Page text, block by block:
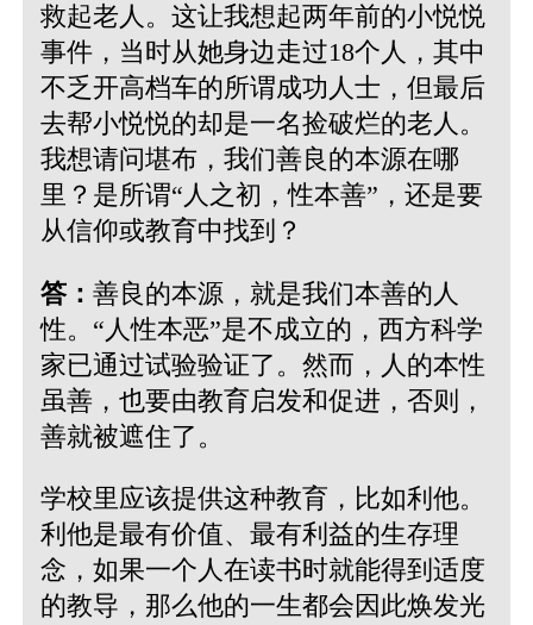
救起老人。这让我想起两年前的小悦悦
事件，当时从她身边走过18个人，其中
不乏开高档车的所谓成功人士，但最后
去帮小悦悦的却是一名捡破烂的老人。
我想请问堪布，我们善良的本源在哪
里？是所谓“人之初，性本善”，还是要
从信仰或教育中找到？
答： 善良的本源，就是我们本善的人
性。“人性本恶”是不成立的，西方科学
家已通过试验验证了。然而，人的本性
虽善，也要由教育启发和促进，否则，
善就被遮住了。
学校里应该提供这种教育，比如利他。
利他是最有价值、最有利益的生存理
念，如果一个人在读书时就能得到适度
的教导，那么他的一生都会因此焕发光